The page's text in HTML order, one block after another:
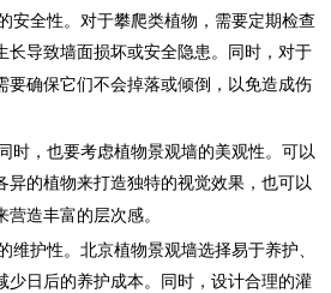
安全性。对于攀爬类植物，需要定期检查
长导致墙面损坏或安全隐患。同时，对于
要确保它们不会掉落或倾倒，以免造成伤
时，也要考虑植物景观墙的美观性。可以
异的植物来打造独特的视觉效果，也可以
造丰富的层次感。
维护性。 北京植物景观墙选择易于养护、
少日后的养护成本。同时，设计合理的灌